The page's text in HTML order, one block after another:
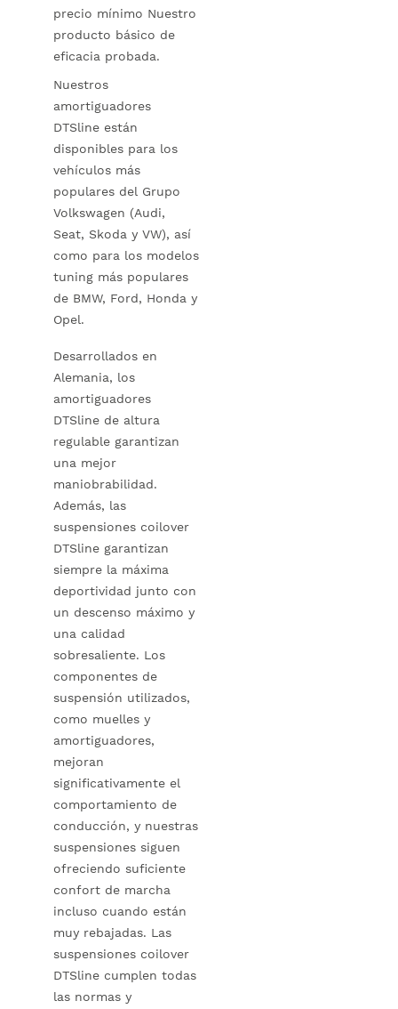
precio mínimo Nuestro
producto básico de
eficacia probada.
Nuestros
amortiguadores
DTSline están
disponibles para los
vehículos más
populares del Grupo
Volkswagen (Audi,
Seat, Skoda y VW), así
como para los modelos
tuning más populares
de BMW, Ford, Honda y
Opel.
Desarrollados en
Alemania, los
amortiguadores
DTSline de altura
regulable garantizan
una mejor
maniobrabilidad.
Además, las
suspensiones coilover
DTSline garantizan
siempre la máxima
deportividad junto con
un descenso máximo y
una calidad
sobresaliente. Los
componentes de
suspensión utilizados,
como muelles y
amortiguadores,
mejoran
significativamente el
comportamiento de
conducción, y nuestras
suspensiones siguen
ofreciendo suficiente
confort de marcha
incluso cuando están
muy rebajadas. Las
suspensiones coilover
DTSline cumplen todas
las normas y